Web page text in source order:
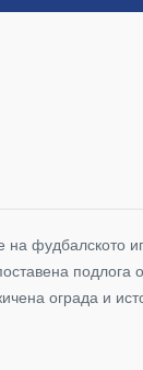
фудбалското
подлога
ограда и